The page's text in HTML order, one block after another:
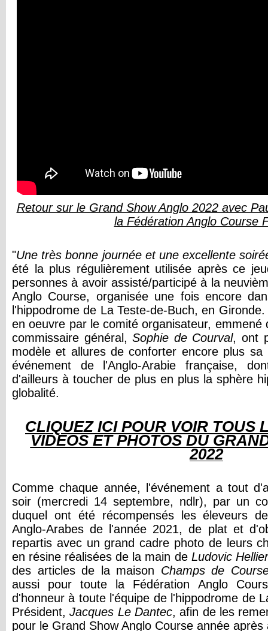
Retour sur le Grand Show Anglo 2022 avec
la Fédération Anglo Course
"Une très bonne journée et une excellente
été la plus régulièrement utilisée après ce
personnes à avoir assisté/participé à la
Anglo Course, organisée une fois encore
l'hippodrome de La Teste-de-Buch, en
en oeuvre par le comité organisateur,
commissaire général,Sophie de Courval, ont
modèle et allures de conforter encore plus
événement de l'Anglo-Arabie française,
d'ailleurs à toucher de plus en plus la sphère
globalité.
CLIQUEZ ICI POUR VOIR TOUS
VIDEOS ET PHOTOS DU
2022
Comme chaque année, l'événement a tout
soir (mercredi 14 septembre, ndlr), par un
duquel ont été récompensés les éleveurs
Anglo-Arabes de l'année 2021, de plat et
repartis avec un grand cadre photo de leurs
en résine réalisées de la main de Ludovic Hellier
des articles de la maison Champs de
aussi pour toute la Fédération Anglo
d'honneur à toute l'équipe de l'hippodrome de
Président,Jacques Le Dantec, afin de les
pour le Grand Show Anglo Course année